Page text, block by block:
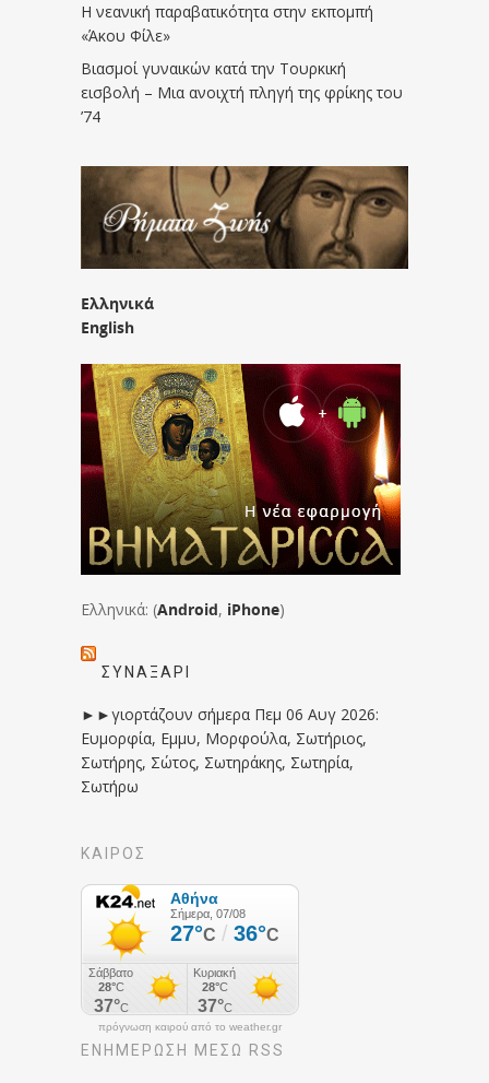
Η νεανική παραβατικότητα στην εκπομπή
«Άκου Φίλε»
Βιασμοί γυναικών κατά την Τουρκική
εισβολή – Μια ανοιχτή πληγή της φρίκης του
’74
Ελληνικά
English
Ελληνικά: (Android, iPhone)
ΣΥΝΑΞΆΡΙ
►►γιορτάζουν σήμερα Πεμ 06 Αυγ 2026:
Ευμορφία, Εμμυ, Μορφούλα, Σωτήριος,
Σωτήρης, Σώτος, Σωτηράκης, Σωτηρία,
Σωτήρω
ΚΑΙΡΟΣ
πρόγνωση καιρού από το weather.gr
ΕΝΗΜΈΡΩΣΉ ΜΕΣΩ RSS